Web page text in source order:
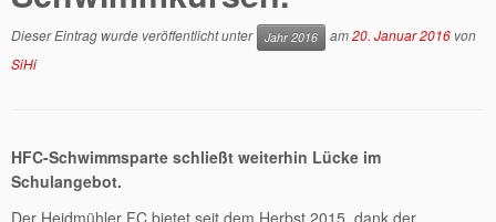
Dieser Eintrag wurde veröffentlicht unter Jahr 2016 am20. Januar 2016 von
SiHi
HFC-Schwimmsparte schließt weiterhin Lücke im
Schulangebot.
Der Heidmühler FC bietet seit dem Herbst 2015, dank der